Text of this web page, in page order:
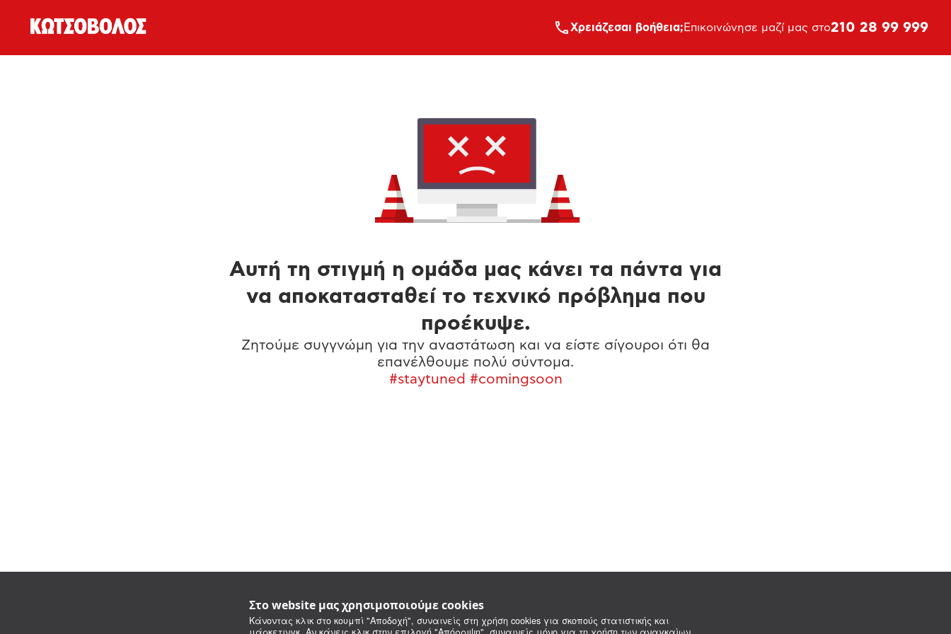
Στο website μας χρησιμοποιούμε cookies
Κάνοντας κλικ στο κουμπί "Αποδοχή", συναινείς στη χρήση cookies για σκοπούς στατιστικής και
Xρειάζεσαι βοήθεια; Επικοινώνησε μαζί μας στο210 28 99 999
Αυτή τη στιγμή η ομάδα μας κάνει τα πάντα για
να αποκατασταθεί το τεχνικό πρόβλημα που
προέκυψε.
Ζητούμε συγγνώμη για την αναστάτωση και να είστε σίγουροι ότι θα
επανέλθουμε πολύ σύντομα.
#staytuned #comingsoon